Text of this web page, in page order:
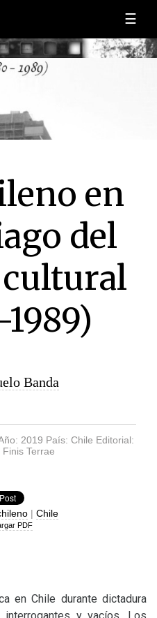
☰
en
del
Banda
2019 País: Chile Editorial:
Terrae
| Chile
PDF
en Chile durante dictadura